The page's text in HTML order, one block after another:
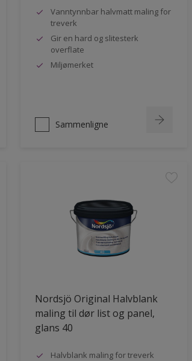
Vanntynnbar halvmatt maling for
treverk
Gir en hard og slitesterk
overflate
Miljømerket
Sammenligne
Nordsjö Original Halvblank
maling til dør list og panel,
glans 40
Halvblank maling for treverk